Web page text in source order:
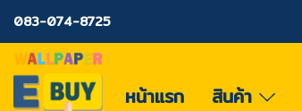
083-074-8725
หน้าแรก สินค้า